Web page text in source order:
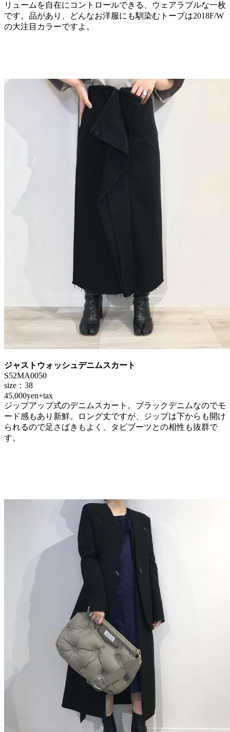
リュームを自在にコントロールできる、ウェアラブルな一枚
です。品があり、どんなお洋服にも馴染むトープは2018F/W
の大注目カラーですよ。
ジャストウォッシュデニムスカート
S52MA0050
size：38
45,000yen+tax
ジップアップ式のデニムスカート。ブラックデニムなのでモ
ード感もあり新鮮。ロング丈ですが、ジップは下からも開け
られるので足さばきもよく、タビブーツとの相性も抜群で
す。